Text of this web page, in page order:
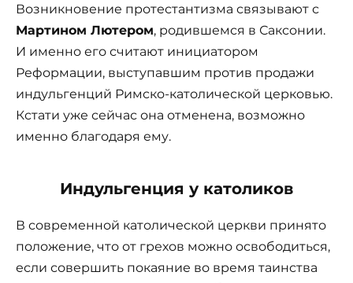
Возникновение протестантизма связывают с
Мартином Лютером, родившемся в Саксонии.
И именно его считают инициатором
Реформации, выступавшим против продажи
индульгенций Римско-католической церковью.
Кстати уже сейчас она отменена, возможно
именно благодаря ему.
Индульгенция у католиков
В современной католической церкви принято
положение, что от грехов можно освободиться,
если совершить покаяние во время таинства